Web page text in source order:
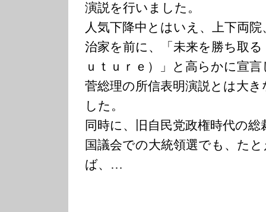
演説を行いました。
人気下降中とはいえ、上下両
治家を前に、「未来を勝ち取
ｕｔｕｒｅ）」と高らかに宣
菅総理の所信表明演説とは大
した。
同時に、旧自民党政権時代の
国議会での大統領選でも、た
ば、…